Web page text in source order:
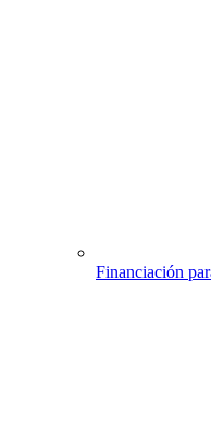
Financiación